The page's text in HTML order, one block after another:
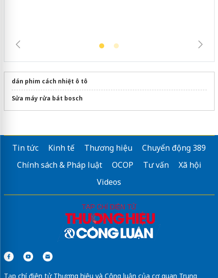
dán phim cách nhiệt ô tô
Sửa máy rửa bát bosch
Tin tức Kinh tế Thương hiệu
Chuyển động 389
Chính sách & Pháp luật
OCOP Tư vấn
Xã hội
Videos
Tạp chí điện tử Thương hiệu và Công luận của cơ quan Trung